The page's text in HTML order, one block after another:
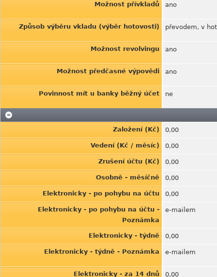
Možnost přívkladů ano
Způsob výběru vkladu (výběr hotovosti) převodem, v
Možnost revolvingu ano
Možnost předčasné výpovědi ano
Povinnost mít u banky běžný účet ne
Založení (Kč) 0,00
Vedení (Kč / měsíc) 0,00
Zrušení účtu (Kč) 0,00
Osobně - měsíčně 0,00
Elektronicky - po pohybu na účtu 0,00
Elektronicky - po pohybu na účtu -
Poznámka
e-mailem
Elektronicky - týdně 0,00
Elektronicky - týdně - Poznámka e-mailem
Elektronicky - za 14 dnů 0,00